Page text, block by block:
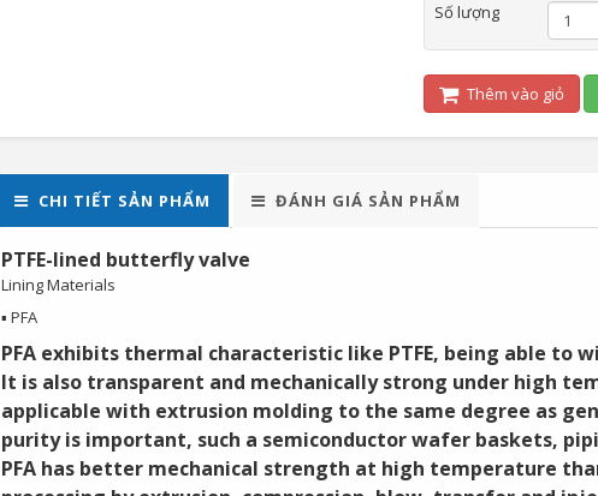
Số lượng
Thêm vào giỏ
CHI TIẾT SẢN PHẨM ĐÁNH GIÁ SẢN PHẨM
PTFE-lined butterfly valve
Lining Materials
▪ PFA
PFA exhibits thermal characteristic like PTFE, being able to
It is also transparent and mechanically strong under high
applicable with extrusion molding to the same degree as
purity is important, such a semiconductor wafer baskets,
PFA has better mechanical strength at high temperature